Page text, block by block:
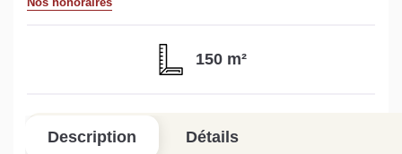
Estimer mon bien maintenant
150 m²
Description Détails